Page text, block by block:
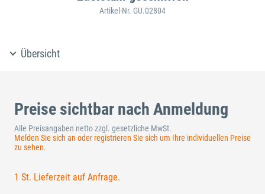
Artikel-Nr. GU.02804
Übersicht
Preise sichtbar nach Anmeldung
Alle Preisangaben netto zzgl. gesetzliche MwSt.
Melden Sie sich an oder registrieren Sie sich um Ihre individuellen Preise
zu sehen.
1 St. Lieferzeit auf Anfrage.